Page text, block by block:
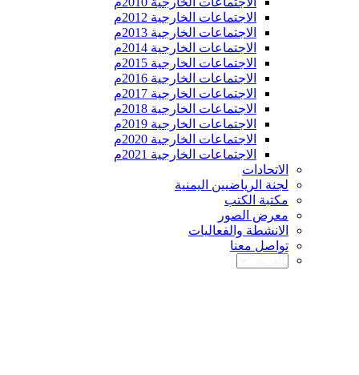
الاجتماعات الخارجية 2012م
الاجتماعات الخارجية 2013م
الاجتماعات الخارجية 2014م
الاجتماعات الخارجية 2015م
الاجتماعات الخارجية 2016م
الاجتماعات الخارجية 2017م
الاجتماعات الخارجية 2018م
الاجتماعات الخارجية 2019م
الاجتماعات الخارجية 2020م
الاجتماعات الخارجية 2021م
الاتحادات
لجنة الرياضيين اليمنية
مكتبة الكتب
معرض الصور
الانشطة والفعاليات
تواصل معنا